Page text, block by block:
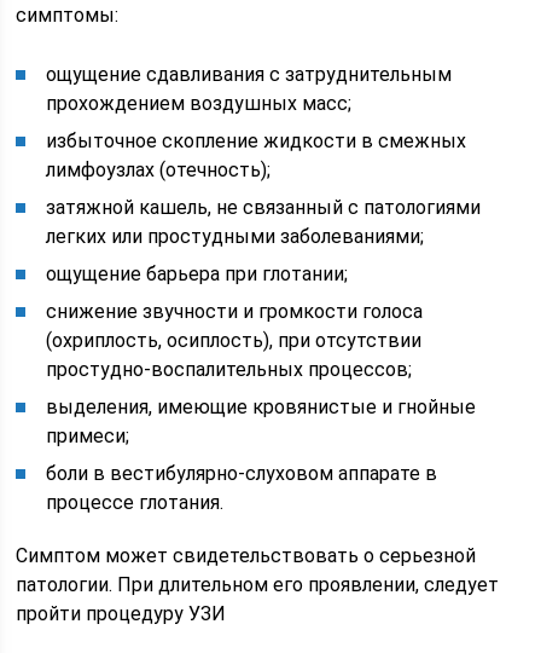
симптомы:
ощущение сдавливания с затруднительным
прохождением воздушных масс;
избыточное скопление жидкости в смежных
лимфоузлах (отечность);
затяжной кашель, не связанный с патологиями
легких или простудными заболеваниями;
ощущение барьера при глотании;
снижение звучности и громкости голоса
(охриплость, осиплость), при отсутствии
простудно-воспалительных процессов;
выделения, имеющие кровянистые и гнойные
примеси;
боли в вестибулярно-слуховом аппарате в
процессе глотания.
Симптом может свидетельствовать о серьезной
патологии. При длительном его проявлении, следует
пройти процедуру УЗИ